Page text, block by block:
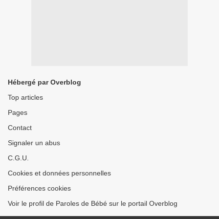
Hébergé par Overblog
Top articles
Pages
Contact
Signaler un abus
C.G.U.
Cookies et données personnelles
Préférences cookies
Voir le profil de Paroles de Bébé sur le portail Overblog